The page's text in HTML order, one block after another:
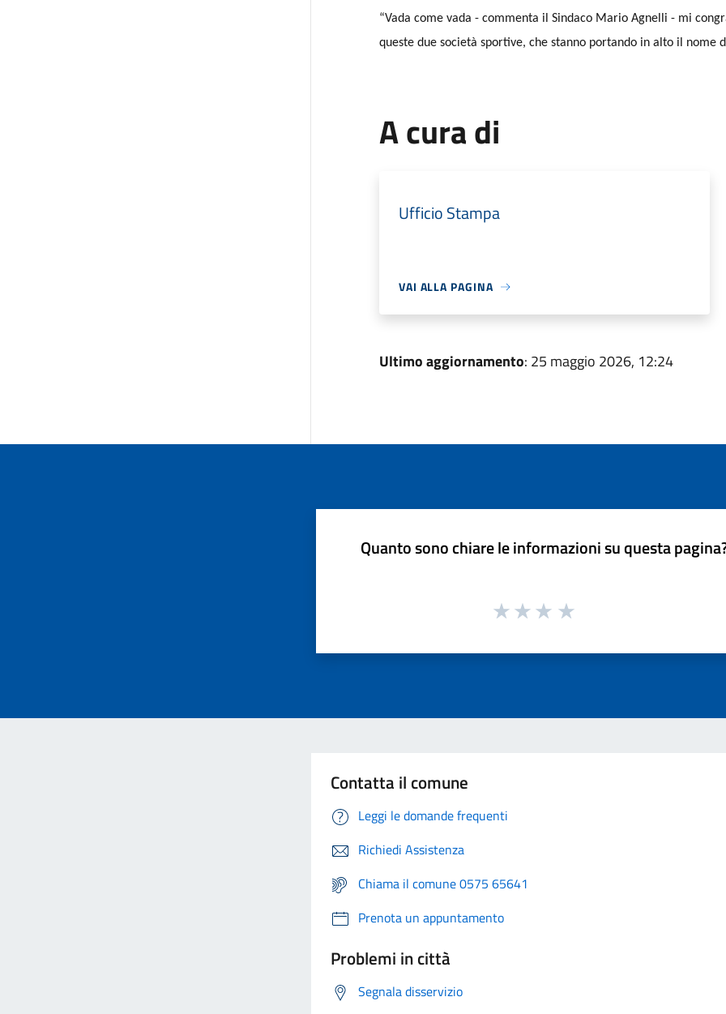
“Vada come vada - commenta il Sindaco Mario Agnelli - mi
queste due società sportive, che stanno portando in alto il nome
A cura di
Ufficio Stampa
VAI ALLA PAGINA
Ultimo aggiornamento: 25 maggio 2026, 12:24
Quanto sono chiare le informazioni su questa
Contatta il comune
Leggi le domande frequenti
Richiedi Assistenza
Chiama il comune 0575 65641
Prenota un appuntamento
Problemi in città
Segnala disservizio